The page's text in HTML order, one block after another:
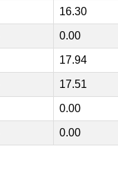
16.30
0.00
17.94
17.51
0.00
0.00